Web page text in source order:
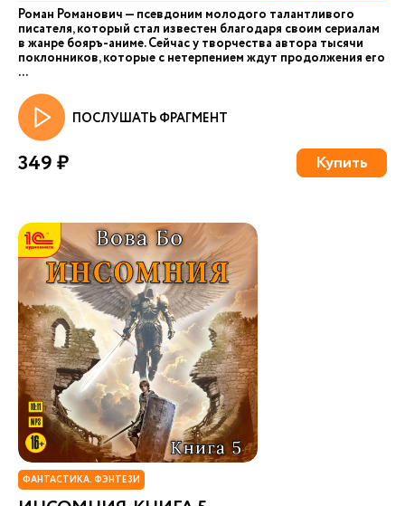
Роман Романович — псевдоним молодого талантливого
писателя, который стал известен благодаря своим сериалам
в жанре бояръ-аниме. Сейчас у творчества автора тысячи
поклонников, которые с нетерпением ждут продолжения его
...
ПОСЛУШАТЬ ФРАГМЕНТ
349 ₽ Купить
ФАНТАСТИКА. ФЭНТЕЗИ